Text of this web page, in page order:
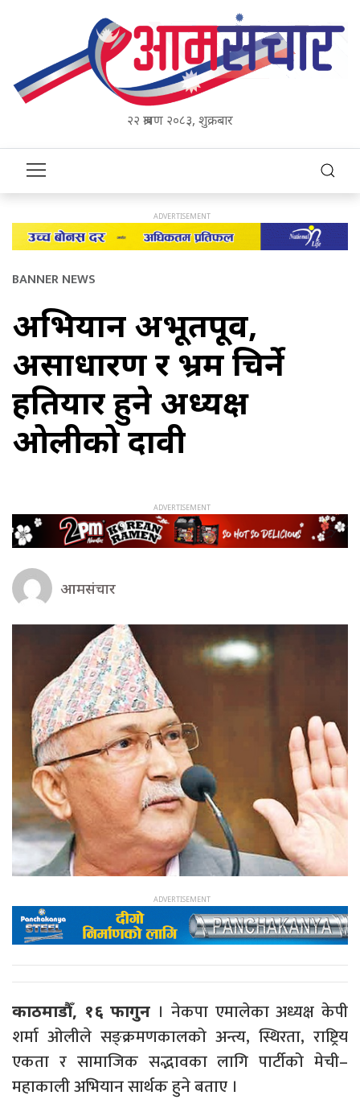
२२ श्रावण २०८३, शुक्रबार
BANNER NEWS
अभियान अभूतपूर्व,
असाधारण र भ्रम चिर्ने
हतियार हुने अध्यक्ष
ओलीको दावी
आमसंचार
काठमाडौँ, १६ फागुन । नेकपा एमालेका अध्यक्ष केपी
शर्मा ओलीले सङ्क्रमणकालको अन्त्य, स्थिरता, राष्ट्रिय
एकता र सामाजिक सद्भावका लागि पार्टीको मेची–
महाकाली अभियान सार्थक हुने बताए ।